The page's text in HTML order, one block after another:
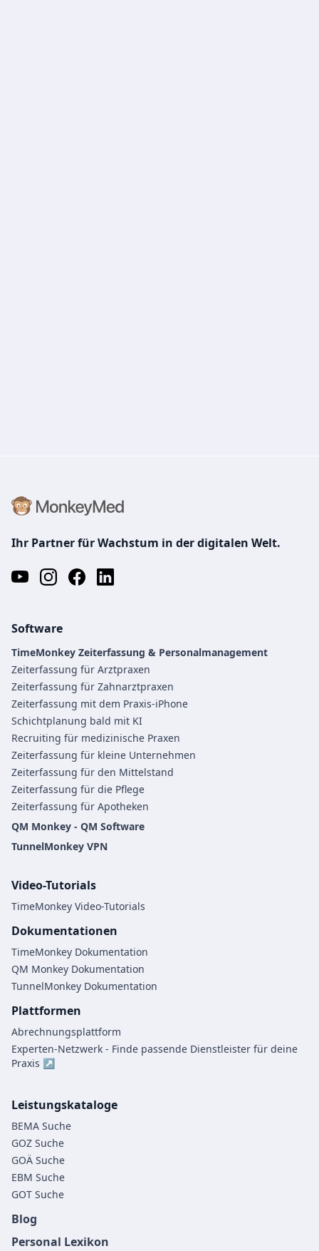
Ihr Partner für Wachstum in der digitalen Welt.
Software
TimeMonkey Zeiterfassung & Personalmanagement
Zeiterfassung für Arztpraxen
Zeiterfassung für Zahnarztpraxen
Zeiterfassung mit dem Praxis-iPhone
Schichtplanung bald mit KI
Recruiting für medizinische Praxen
Zeiterfassung für kleine Unternehmen
Zeiterfassung für den Mittelstand
Zeiterfassung für die Pflege
Zeiterfassung für Apotheken
QM Monkey - QM Software
TunnelMonkey VPN
Video-Tutorials
TimeMonkey Video-Tutorials
Dokumentationen
TimeMonkey Dokumentation
QM Monkey Dokumentation
TunnelMonkey Dokumentation
Plattformen
Abrechnungsplattform
Experten-Netzwerk - Finde passende Dienstleister für deine
Praxis ↗
Leistungskataloge
BEMA Suche
GOZ Suche
GOÄ Suche
EBM Suche
GOT Suche
Blog
Personal Lexikon